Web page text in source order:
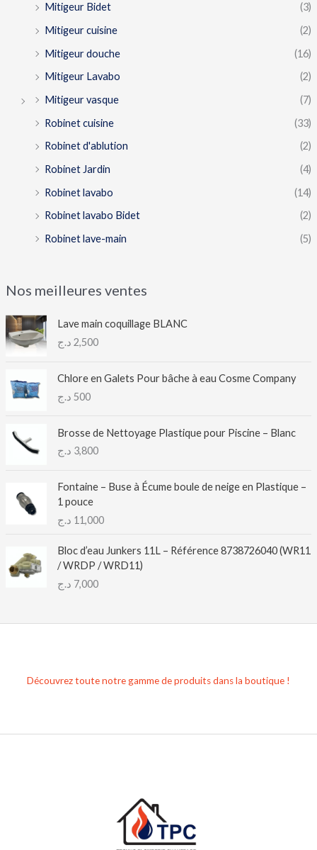
Mitigeur Bidet
(3)
Mitigeur cuisine
(2)
Mitigeur douche
(16)
Mitigeur Lavabo
(2)
Mitigeur vasque
(7)
Robinet cuisine
(33)
Robinet d'ablution
(2)
Robinet Jardin
(4)
Robinet lavabo
(14)
Robinet lavabo Bidet
(2)
Robinet lave-main
(5)
Nos meilleures ventes
Lave main coquillage BLANC
2,500 د.ج
Chlore en Galets Pour bâche à eau Cosme Company
500 د.ج
Brosse de Nettoyage Plastique pour Piscine – Blanc
3,800 د.ج
Fontaine – Buse à Écume boule de neige en Plastique –
1 pouce
11,000 د.ج
Bloc d’eau Junkers 11L – Référence 8738726040 (WR11
/ WRDP / WRD11)
7,000 د.ج
Découvrez toute notre gamme de produits dans la boutique !